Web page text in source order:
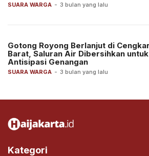
SUARA WARGA - 3 bulan yang lalu
SUARA WARGA - 3 bulan yang lalu
Gotong Royong Berlanjut di
Barat, Saluran Air Dibersihkan untuk
Antisipasi Genangan
Kategori